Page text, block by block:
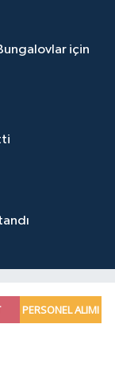
için